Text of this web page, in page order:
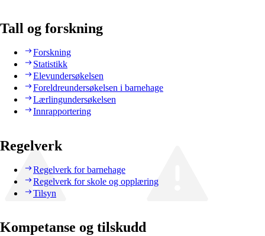
Tall og forskning
Forskning
Statistikk
Elevundersøkelsen
Foreldreundersøkelsen i barnehage
Lærlingundersøkelsen
Innrapportering
Regelverk
Regelverk for barnehage
Regelverk for skole og opplæring
Tilsyn
Kompetanse og tilskudd